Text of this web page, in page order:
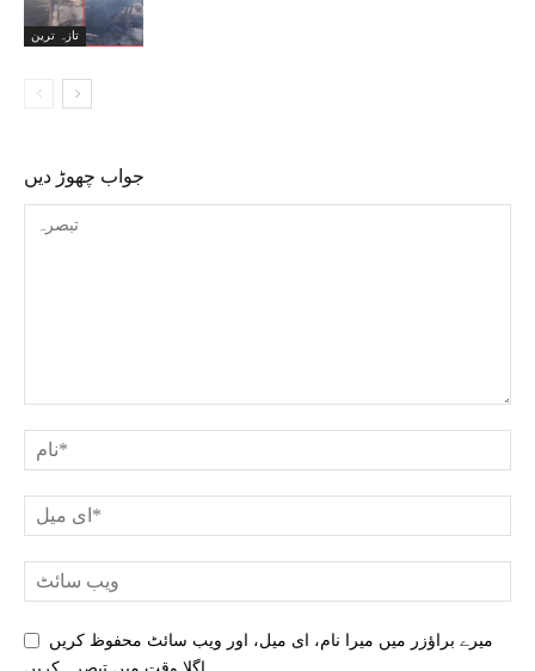
تازہ ترین
جواب چھوڑ دیں
میرے براؤزر میں میرا نام، ای میل، اور ویب سائٹ محفوظ کریں